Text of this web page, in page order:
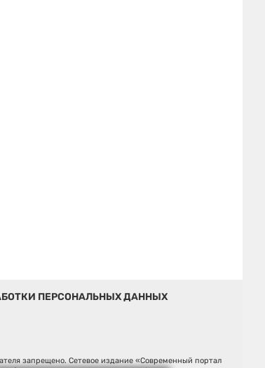
ПЕРСОНАЛЬНЫХ ДАННЫХ
запрещено. Сетевое издание «Современный портал